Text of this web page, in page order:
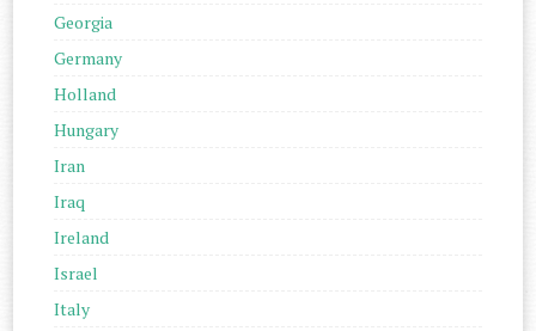
Georgia
Germany
Holland
Hungary
Iran
Iraq
Ireland
Israel
Italy